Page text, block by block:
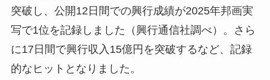
突破し、公開12日間での興行成績が2025年邦画実
写で1位を記録しました（興行通信社調べ）。さら
に17日間で興行収入15億円を突破するなど、記録
的なヒットとなりました。